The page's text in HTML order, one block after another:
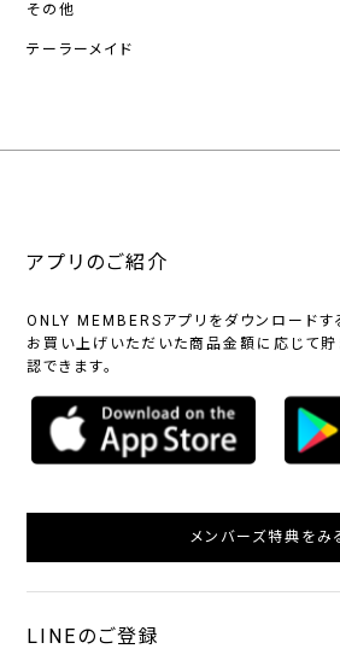
その他
テーラーメイド
アプリのご紹介
ONLY MEMBERSアプリをダウンロードす
お買い上げいただいた商品金額に応じて貯
認できます。
メンバーズ特典をみ
LINEのご登録